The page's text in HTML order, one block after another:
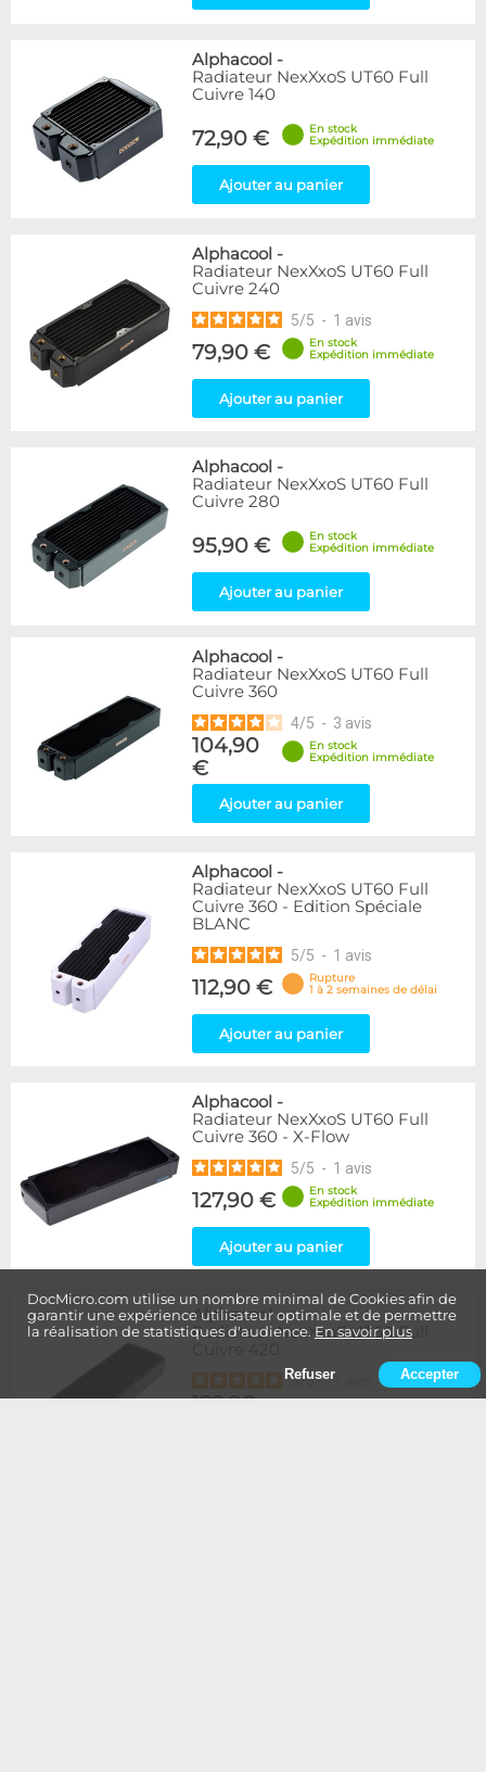
DocMicro.com utilise un nombre minimal de Cookies afin de
garantir une expérience utilisateur optimale et de permettre
la réalisation de statistiques d'audience. En savoir plus
Refuser Accepter
Alphacool -
Radiateur NexXxoS UT60 Full
Cuivre 140
72,90 €
En stock
Expédition immédiate
Ajouter au panier
Alphacool -
Radiateur NexXxoS UT60 Full
Cuivre 240
5/5 - 1 avis
79,90 €
En stock
Expédition immédiate
Ajouter au panier
Alphacool -
Radiateur NexXxoS UT60 Full
Cuivre 280
95,90 €
En stock
Expédition immédiate
Ajouter au panier
Alphacool -
Radiateur NexXxoS UT60 Full
Cuivre 360
4/5 - 3 avis
104,90
€
En stock
Expédition immédiate
Ajouter au panier
Alphacool -
Radiateur NexXxoS UT60 Full
Cuivre 360 - Edition Spéciale
BLANC
5/5 - 1 avis
112,90 €
Rupture
1 à 2 semaines de délai
Ajouter au panier
Alphacool -
Radiateur NexXxoS UT60 Full
Cuivre 360 - X-Flow
5/5 - 1 avis
127,90 €
En stock
Expédition immédiate
Ajouter au panier
Alphacool-
Radiateur NexXxoS UT60 Full
5/5-
129,90